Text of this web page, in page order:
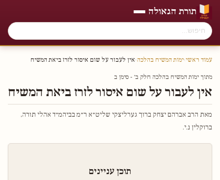
תורת הגאולה
עמוד ראשי›ימות המשיח בהלכה›אין לעבור על שום איסור לזרז ביאת המשיח
מתוך ימות המשיח בהלכה חלק ב׳ - סימן ב
אין לעבור על שום איסור לזרז ביאת המשיח
מאת הרב אברהם יצחק ברוך גערליצקי שליט״א ר״מ בביהמ״ד אהלי תורה,
ברוקלין נ.י.
תוכן עניינים